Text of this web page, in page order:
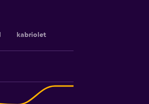
kabriolet